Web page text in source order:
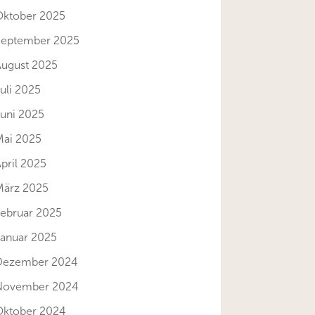
2025
2025
2025
2025
2025
2025
2025
2025
2025
2025
2024
2024
2024